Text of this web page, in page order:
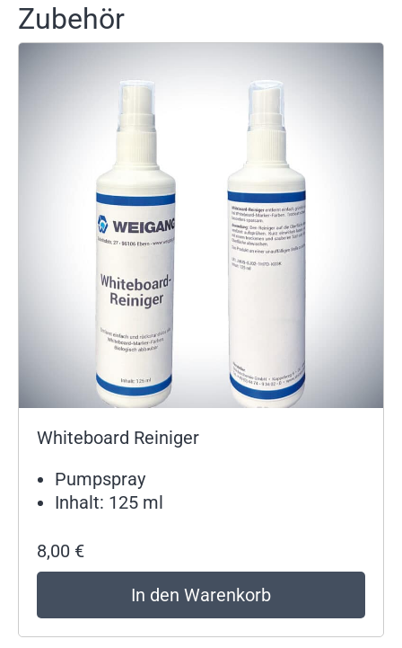
Zubehör
Whiteboard Reiniger
Pumpspray
Inhalt: 125 ml
8,00 €
In den Warenkorb